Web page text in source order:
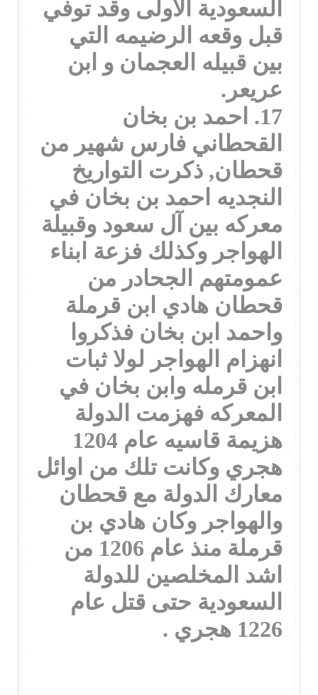
السعودية الاولى وقد توفي
قبل وقعه الرضيمه التي
بين قبيله العجمان و ابن
عريعر.
17. احمد بن بخان
القحطاني فارس شهير من
قحطان, ذكرت التواريخ
النجديه احمد بن بخان في
معركه بين آل سعود وقبيلة
الهواجر وكذلك فزعة ابناء
عمومتهم الجحادر من
قحطان هادي ابن قرملة
واحمد ابن بخان فذكروا
انهزام الهواجر لولا ثبات
ابن قرمله وابن بخان في
المعركه فهزمت الدولة
هزيمة قاسيه عام 1204
هجري وكانت تلك من اوائل
معارك الدولة مع قحطان
والهواجر وكان هادي بن
قرملة منذ عام 1206 من
اشد المخلصين للدولة
السعودية حتى قتل عام
1226 هجري .